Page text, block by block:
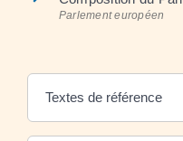
Parlement européen
Textes de référence